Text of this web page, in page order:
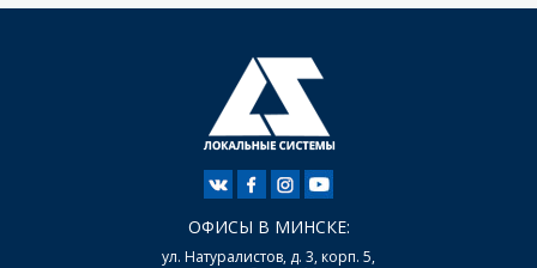
ОФИСЫ В МИНСКЕ:
ул. Натуралистов, д. 3, корп. 5,